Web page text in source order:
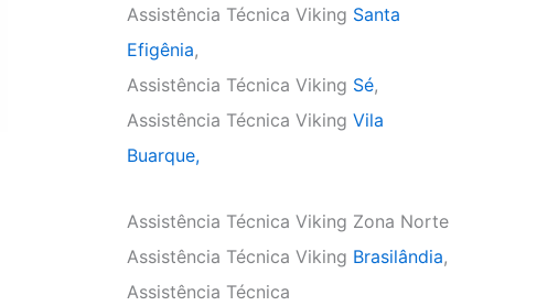
Assistência Técnica Viking Santa
Efigênia,
Assistência Técnica Viking Sé,
Assistência Técnica Viking Vila
Buarque,
Assistência Técnica Viking Zona Norte
Assistência Técnica Viking Brasilândia,
Assistência Técnica